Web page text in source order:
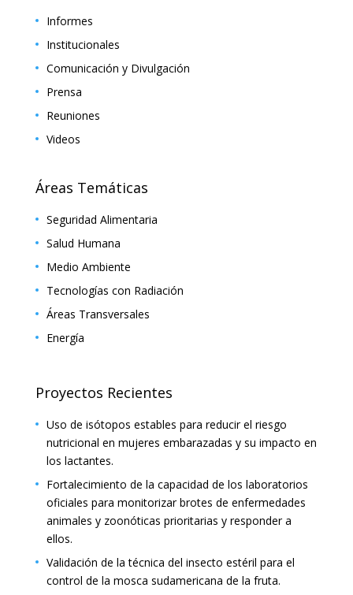
Informes
Institucionales
Comunicación y Divulgación
Prensa
Reuniones
Videos
Áreas Temáticas
Seguridad Alimentaria
Salud Humana
Medio Ambiente
Tecnologías con Radiación
Áreas Transversales
Energía
Proyectos Recientes
Uso de isótopos estables para reducir el riesgo
nutricional en mujeres embarazadas y su impacto en
los lactantes.
Fortalecimiento de la capacidad de los laboratorios
oficiales para monitorizar brotes de enfermedades
animales y zoonóticas prioritarias y responder a
ellos.
Validación de la técnica del insecto estéril para el
control de la mosca sudamericana de la fruta.